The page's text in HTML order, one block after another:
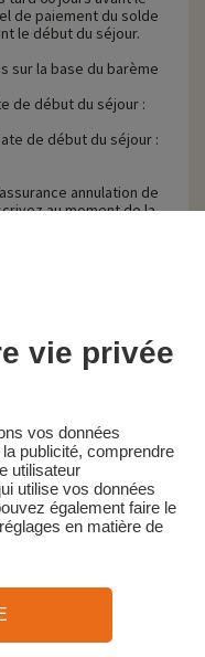
de paiement du solde
le début du séjour.
sur la base du barème
de début du séjour :
de début du séjour :
annulation de
au moment de la
en cas d’annulation,
ci-dessus
Blog Plan du site
Réalisé par Sooyoos
72 26 99 33
vie privée
vos données
publicité, comprendre
utilisateur
utilise vos données
également faire le
en matière de